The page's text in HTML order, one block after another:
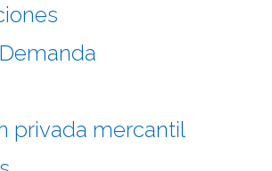
privada mercantil